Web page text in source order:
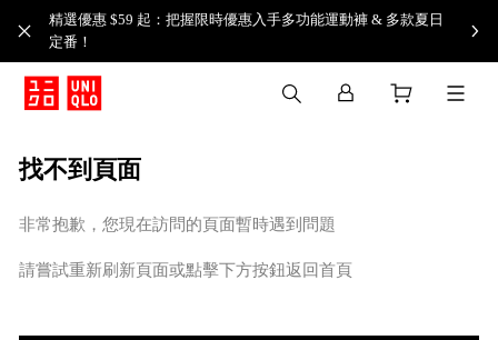
精選優惠 $59 起：把握限時優惠入手多功能運動褲 & 多款夏日
定番！​
找不到頁面
非常抱歉，您現在訪問的頁面暫時遇到問題
請嘗試重新刷新頁面或點擊下方按鈕返回首頁